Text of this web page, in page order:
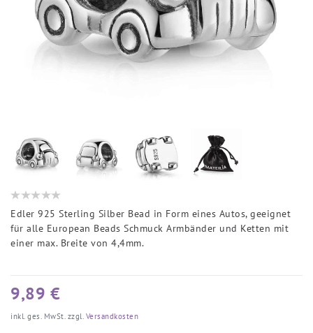
Edler 925 Sterling Silber Bead in Form eines Autos, geeignet
für alle European Beads Schmuck Armbänder und Ketten mit
einer max. Breite von 4,4mm.
9,89 €
inkl. ges. MwSt. zzgl. Versandkosten